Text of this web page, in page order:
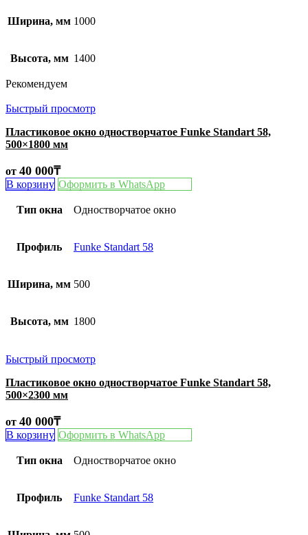
Ширина, мм 1000
Высота, мм 1400
Рекомендуем
Быстрый просмотр
Пластиковое окно одностворчатое Funke Standart 58,
500×1800 мм
от 40 000₸
В корзину Оформить в WhatsApp
Тип окна Одностворчатое окно
Профиль Funke Standart 58
Ширина, мм 500
Высота, мм 1800
Быстрый просмотр
Пластиковое окно одностворчатое Funke Standart 58,
500×2300 мм
от 40 000₸
В корзину Оформить в WhatsApp
Тип окна Одностворчатое окно
Профиль Funke Standart 58